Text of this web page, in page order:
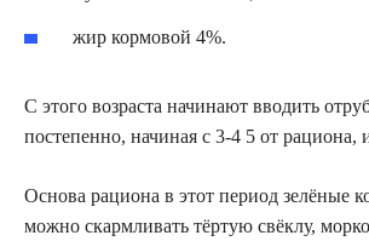
жир кормовой 4%.
С этого возраста начинают вводить
постепенно, начиная с 3-4 5 от рациона,
Основа рациона в этот период зелёные
можно скармливать тёртую свёклу,